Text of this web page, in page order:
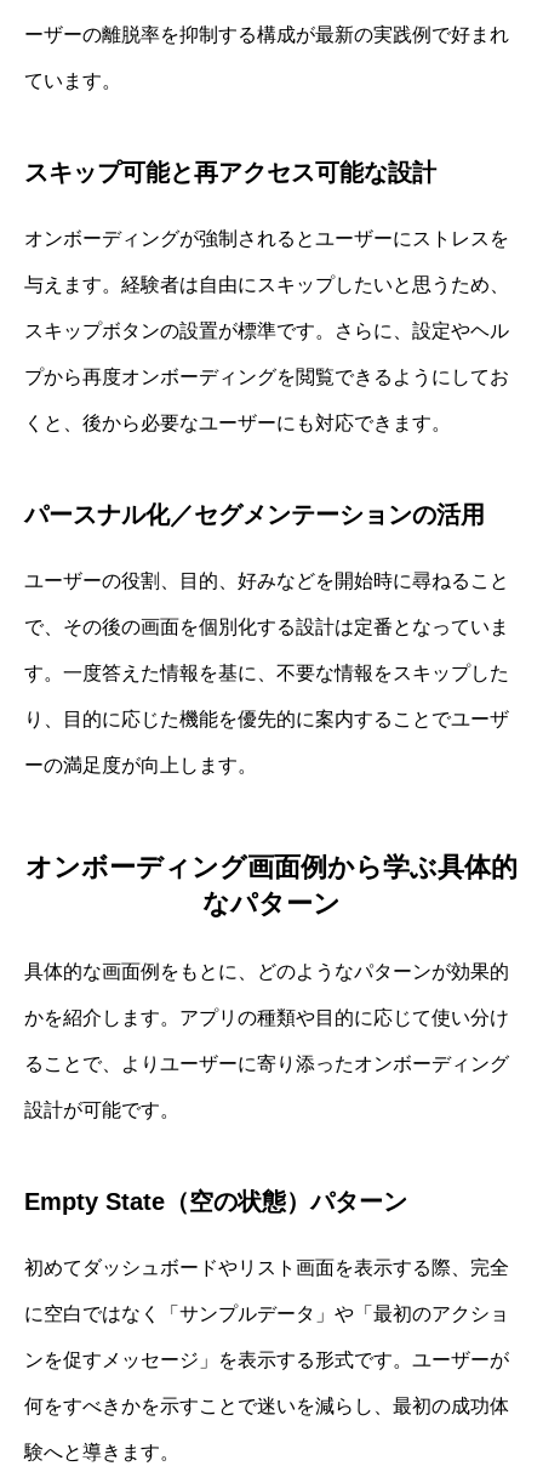
ーザーの離脱率を抑制する構成が最新の実践例で好まれ
ています。
スキップ可能と再アクセス可能な設計
オンボーディングが強制されるとユーザーにストレスを
与えます。経験者は自由にスキップしたいと思うため、
スキップボタンの設置が標準です。さらに、設定やヘル
プから再度オンボーディングを閲覧できるようにしてお
くと、後から必要なユーザーにも対応できます。
パースナル化／セグメンテーションの活用
ユーザーの役割、目的、好みなどを開始時に尋ねること
で、その後の画面を個別化する設計は定番となっていま
す。一度答えた情報を基に、不要な情報をスキップした
り、目的に応じた機能を優先的に案内することでユーザ
ーの満足度が向上します。
オンボーディング画面例から学ぶ具体的
なパターン
具体的な画面例をもとに、どのようなパターンが効果的
かを紹介します。アプリの種類や目的に応じて使い分け
ることで、よりユーザーに寄り添ったオンボーディング
設計が可能です。
Empty State（空の状態）パターン
初めてダッシュボードやリスト画面を表示する際、完全
に空白ではなく「サンプルデータ」や「最初のアクショ
ンを促すメッセージ」を表示する形式です。ユーザーが
何をすべきかを示すことで迷いを減らし、最初の成功体
験へと導きます。